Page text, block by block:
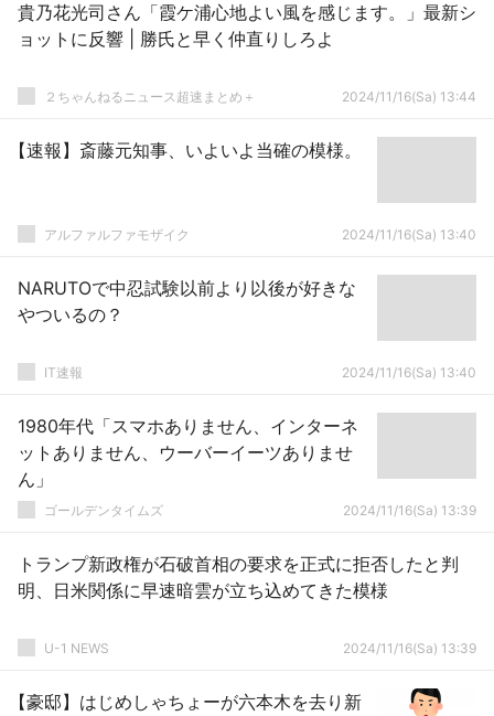
貴乃花光司さん「霞ケ浦心地よい風を感じます。」最新シ
ョットに反響 | 勝氏と早く仲直りしろよ
２ちゃんねるニュース超速まとめ＋ 2024/11/16(Sa) 13:44
【速報】斎藤元知事、いよいよ当確の模様。
アルファルファモザイク 2024/11/16(Sa) 13:40
NARUTOで中忍試験以前より以後が好きな
やついるの？
IT速報 2024/11/16(Sa) 13:40
1980年代「スマホありません、インターネ
ットありません、ウーバーイーツありませ
ん」
ゴールデンタイムズ 2024/11/16(Sa) 13:39
トランプ新政権が石破首相の要求を正式に拒否したと判
明、日米関係に早速暗雲が立ち込めてきた模様
U-1 NEWS 2024/11/16(Sa) 13:39
【豪邸】はじめしゃちょーが六本木を去り新